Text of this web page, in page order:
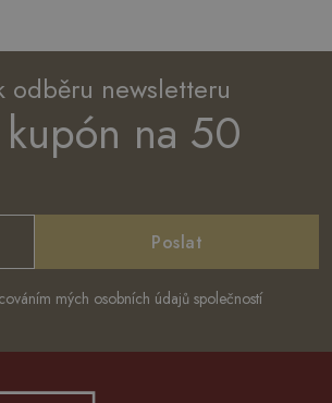
odběru newsletteru
na 50
Poslat
mých osobních údajů společností